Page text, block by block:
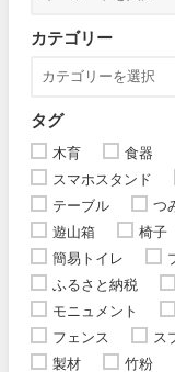
カテゴリー
タグ
木育 食器
スマホスタンド
テーブル
つ
遊山箱
椅子
簡易トイレ
ふるさと納税
モニュメント
フェンス
ス
製材
竹粉